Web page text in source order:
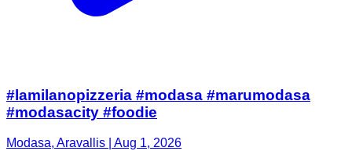
#lamilanopizzeria #modasa #marumodasa
#modasacity #foodie
Modasa, Aravallis | Aug 1, 2026